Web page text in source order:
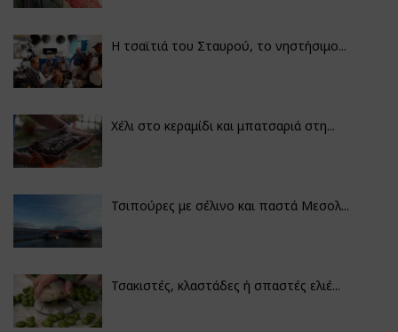
Η τσαϊτιά του Σταυρού, το νηστήσιμο...
Χέλι στο κεραμίδι και μπατσαριά στη...
Τσιπούρες με σέλινο και παστά Μεσολ...
Τσακιστές, κλαστάδες ή σπαστές ελιέ...